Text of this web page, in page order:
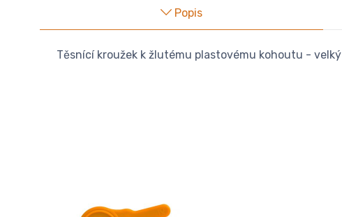
Popis
Těsnící kroužek k žlutému plastovému kohoutu - velký